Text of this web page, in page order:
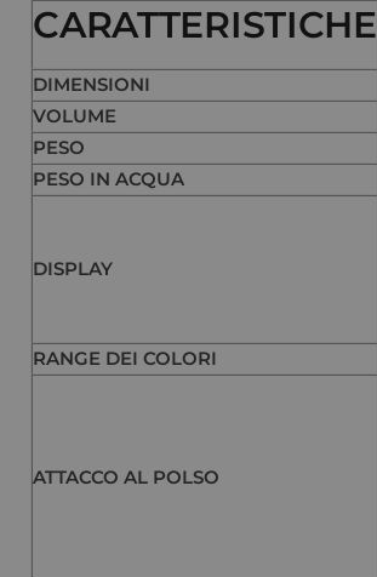
CARATTERISTICHE
DIMENSIONI
VOLUME
PESO
PESO IN ACQUA
DISPLAY
RANGE DEI COLORI
ATTACCO AL POLSO